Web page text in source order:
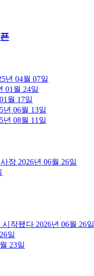
년 04월 07일
01월 24일
월 17일
년 06월 13일
년 08월 11일
장 2026년 06월 26일
시작됐다 2026년 06월 26일
일
23일